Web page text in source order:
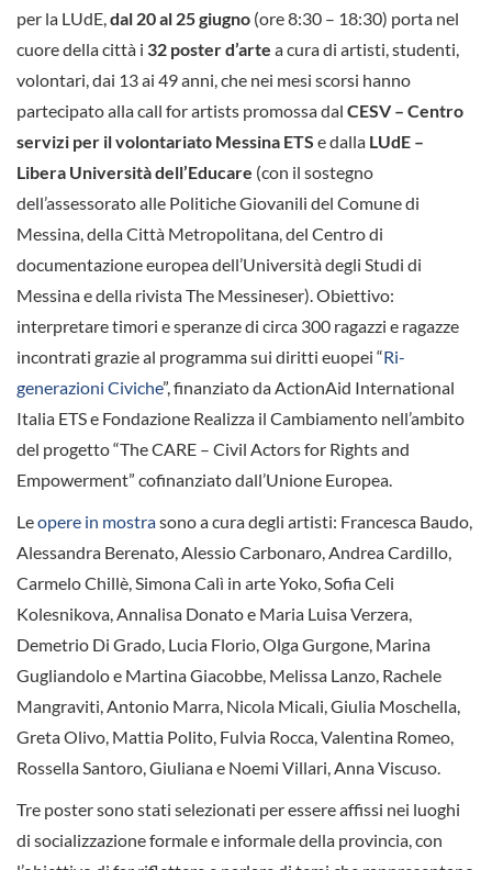
per la LUdE,dal 20 al 25 giugno (ore 8:30 – 18:30) porta nel
cuore della città i 32 poster d’arte a cura di artisti, studenti,
volontari, dai 13 ai 49 anni, che nei mesi scorsi hanno
partecipato alla call for artists promossa dal CESV – Centro
servizi per il volontariato Messina ETS e dalla LUdE –
Libera Università dell’Educare (con il sostegno
dell’assessorato alle Politiche Giovanili del Comune di
Messina, della Città Metropolitana, del Centro di
documentazione europea dell’Università degli Studi di
Messina e della rivista The Messineser). Obiettivo:
interpretare timori e speranze di circa 300 ragazzi e ragazze
incontrati grazie al programma sui diritti euopei “Ri-
generazioni Civiche”, finanziato da ActionAid International
Italia ETS e Fondazione Realizza il Cambiamento nell’ambito
del progetto “The CARE – Civil Actors for Rights and
Empowerment” cofinanziato dall’Unione Europea.
Leopere in mostrasono a cura degli artisti: Francesca Baudo,
Alessandra Berenato, Alessio Carbonaro, Andrea Cardillo,
Carmelo Chillè, Simona Calì in arte Yoko, Sofia Celi
Kolesnikova, Annalisa Donato e Maria Luisa Verzera,
Demetrio Di Grado, Lucia Florio, Olga Gurgone, Marina
Gugliandolo e Martina Giacobbe, Melissa Lanzo, Rachele
Mangraviti, Antonio Marra, Nicola Micali, Giulia Moschella,
Greta Olivo, Mattia Polito, Fulvia Rocca, Valentina Romeo,
Rossella Santoro, Giuliana e Noemi Villari, Anna Viscuso.
Tre poster sono stati selezionati per essere affissi nei luoghi
di socializzazione formale e informale della provincia, con